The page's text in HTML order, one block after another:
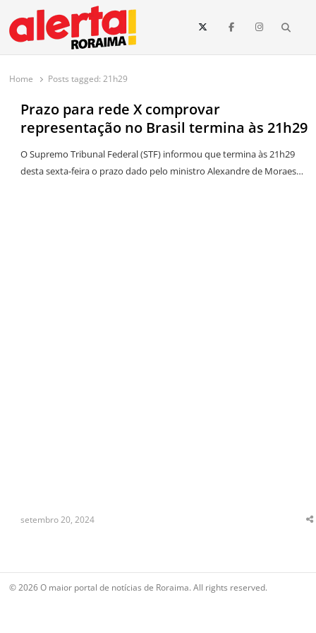
conteúdo
O maior portal de notícias de Roraima
O Alerta Roraima é seu portal de notícias completo sobre política,
e todo o estado de Roraima. Fique sempre informado com
Home Posts tagged: 21h29
Prazo para rede X comprovar
representação no Brasil termina às 21h29
O Supremo Tribunal Federal (STF) informou que termina às 21h29
desta sexta-feira o prazo dado pelo ministro Alexandre de Moraes…
setembro 20, 2024
© 2026 O maior portal de notícias de Roraima. All rights reserved.